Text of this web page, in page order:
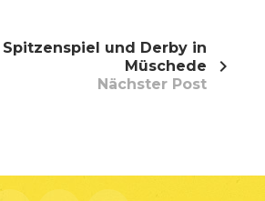
und Derby in
Müschede
Nächster Post